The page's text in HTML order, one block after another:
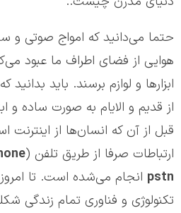
حتما می‌دانید که امواج صوتی و
هوایی از فضای اطراف ما عبود
ابزارها و لوازم برسند. باید
از قدیم و الایام به صورت ساده و
قبل از آن که انسان‌ها از اینترنت
ارتباطات صرفا از طریق تلفن (
pstn انجام می‌شده است. تا
تکنولوژی و فناوری تمام زندگی